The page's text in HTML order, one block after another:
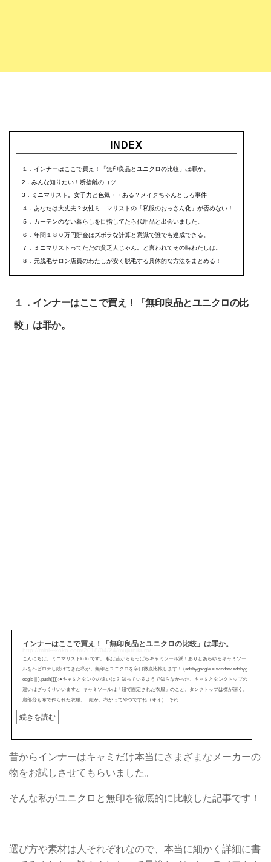
INDEX
１．インナーはここで買え！「無印良品とユニクロの比較」は罪か。
2．みんな知りたい！断捨離のコツ
3．ミニマリスト。女子力と色気・・ある？メイクちゃんとしろ事件
４．あなたは大丈夫？女性ミニマリストの「私服のおっさん化」が否めない！
５．カーテンのない暮らしを目指してたら代用品と出会いました。
６．年間１８０万円貯金はズボラな計算と意識で誰でも達成できる。
７．ミニマリストってただの貧乏人じゃん。と言われてその時わたしは。
８．元脱毛サロン店員のわたしが安く脱毛する具体的な方法をまとめる！
１．インナーはここで買え！「無印良品とユニクロの比
較」は罪か。
インナーはここで買え！「無印良品とユニクロの比較」は罪か。
こんにちは。ミニマリストkokoです。 私は昔からもっぱらキャミソール派！ありとあらゆるキャミソー
ルをヘビロテし続けてきた私が、無印とユニクロを辛口徹底比較します！ (adsbygoogle = window.adsbyg
oogle || ).push({});●キャミとタンクの違いは？ 知っているようで知らなかった、キャミとタンクトップの
違いはざっくりいいますと キャミソールは「紐で固定された衣服」のこと、タンクトップは襟が深く、
肩部分も布で作られた衣服。 紐か、布かってやつですね（オイ） それ...
続きを読む
昔からインナーはキャミだけ本当にさまざまなメーカーの
物をお試しさせてもらいました。
そんな私がユニクロと無印を徹底的に比較した記事です！
選び方や素材は人それぞれなので、本当に細かく詳細に書